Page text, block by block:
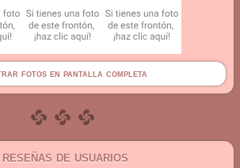
fotos en pantalla completa
de usuarios